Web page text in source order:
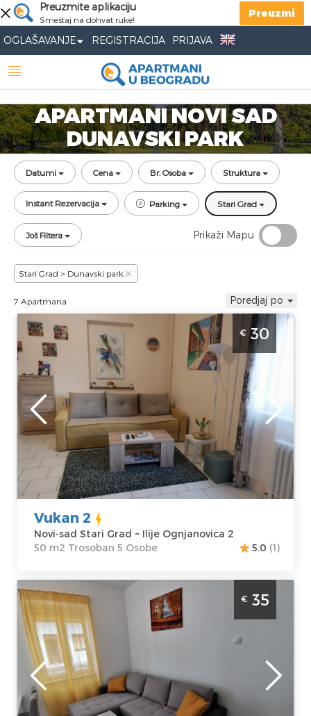
Preuzmite aplikaciju
Smeštaj na dohvat ruke!
Preuzmi
OGLAŠAVANJE REGISTRACIJA PRIJAVA
APARTMANI NOVI SAD
DUNAVSKI PARK
Datumi Cena Br. Osoba Struktura
Instant Rezervacija Parking Stari Grad
Još Filtera Prikaži Mapu
Stari Grad > Dunavski park
7 Apartmana Poredjaj po
Trosoban Apartman Vukan 2 Novi Sad Stari
Grad, smešten u samom centru grada, 300
metara od Trga Republike
Novi-sad
Lokacija:
Novi-
sad Stari Grad
Adresa:Ilije
Ognjanovica 2
Cena 30 €
Gosti:5
Kvadratura :
50
m2
Struktura :
Trosoban
€ 30
Vukan 2
Novi-sad Stari Grad ~ Ilije Ognjanovica 2
50 m2 Trosoban 5 Osobe
5.0 (1)
Dvosoban Apartman Ris Novi Sad Stari grad
Predstavlja udoban smeštaj za 4 osobe.
Smešten u srcu Novog Sada, poseduje
dnevnu sobu, spavaću sobu, kuhinju..
Novi-sad
Lokacija:Novi-
sad Stari Grad
Gosti:
Kvadratura :40
€ 35